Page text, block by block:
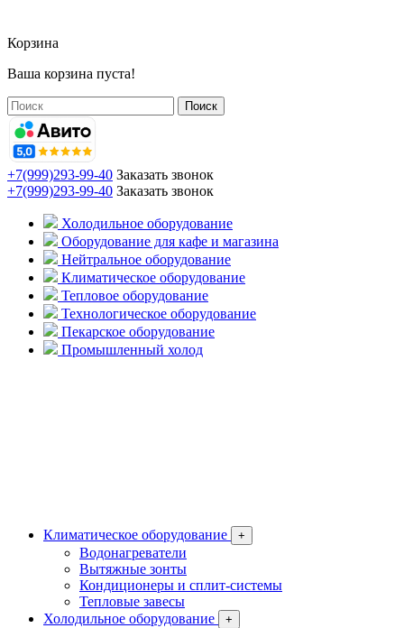
Корзина
Ваша корзина пуста!
Поиск
+7(999)293-99-40 Заказать звонок
+7(999)293-99-40 Заказать звонок
Холодильное оборудование
Оборудование для кафе и магазина
Нейтральное оборудование
Климатическое оборудование
Тепловое оборудование
Технологическое оборудование
Пекарское оборудование
Промышленный холод
Климатическое оборудование +
Водонагреватели
Вытяжные зонты
Кондиционеры и сплит-системы
Тепловые завесы
Холодильное оборудование
+